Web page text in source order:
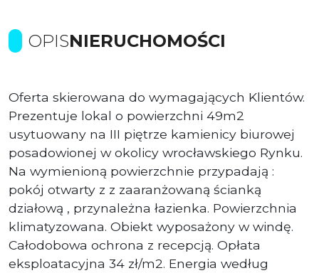
OPISNIERUCHOMOŚCI
Oferta skierowana do wymagających Klientów.
Prezentuje lokal o powierzchni 49m2
usytuowany na III piętrze kamienicy biurowej
posadowionej w okolicy wrocławskiego Rynku.
Na wymienioną powierzchnie przypadają :
pokój otwarty z z zaaranżowaną ścianką
działową , przynależna łazienka. Powierzchnia
klimatyzowana. Obiekt wyposażony w windę.
Całodobowa ochrona z recepcją. Opłata
eksploatacyjna 34 zł/m2. Energia według